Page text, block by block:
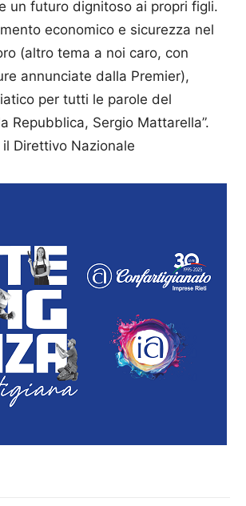
un futuro dignitoso ai propri figli.
economico e sicurezza nel
(altro tema a noi caro, con
annunciate dalla Premier),
per tutti le parole del
Repubblica, Sergio Mattarella”.
Direttivo Nazionale